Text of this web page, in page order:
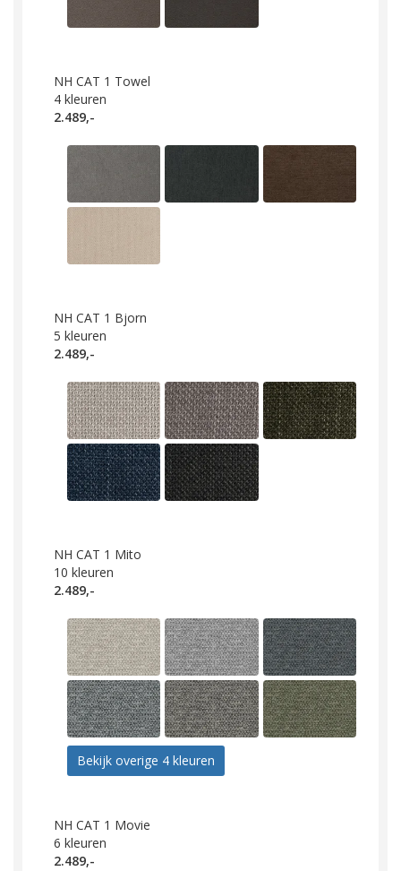
NH CAT 1 Towel
4 kleuren
2.489,-
NH CAT 1 Bjorn
5 kleuren
2.489,-
NH CAT 1 Mito
10 kleuren
2.489,-
Bekijk overige 4 kleuren
NH CAT 1 Movie
6 kleuren
2.489,-